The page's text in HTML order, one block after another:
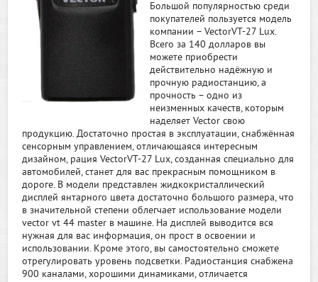
Большой популярностью среди
покупателей пользуется модель
компании – VectorVT-27 Lux.
Всего за 140 долларов вы
можете приобрести
действительно надёжную и
прочную радиостанцию, а
прочность – одно из
неизменных качеств, которым
наделяет Vector свою
продукцию. Достаточно простая в эксплуатации, снабжённая
сенсорным управлением, отличающаяся интересным
дизайном, рация VectorVT-27 Lux, созданная специально для
автомобилей, станет для вас прекрасным помощником в
дороге. В модели представлен жидкокристаллический
дисплей янтарного цвета достаточно большого размера, что
в значительной степени облегчает использование модели
vector vt 44 master в машине. На дисплей выводится вся
нужная для вас информация, он прост в освоении и
использовании. Кроме этого, вы самостоятельно сможете
отрегулировать уровень подсветки. Радиостанция снабжена
900 каналами, хорошими динамиками, отличается